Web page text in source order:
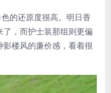
的还原度很高。明日香
，而护士装那组则更偏
楼风的廉价感，看着很